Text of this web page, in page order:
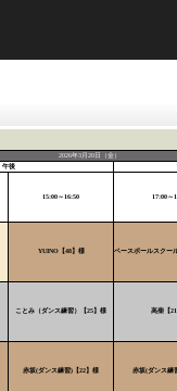
2026年3月20日（金）
午後
15:00～16:50 17:00～
YUINO【48】様 ベースボールスクー
ことみ（ダンス練習）【25】様 高柴【
赤坂(ダンス練習)【22】様 赤坂(ダンス練